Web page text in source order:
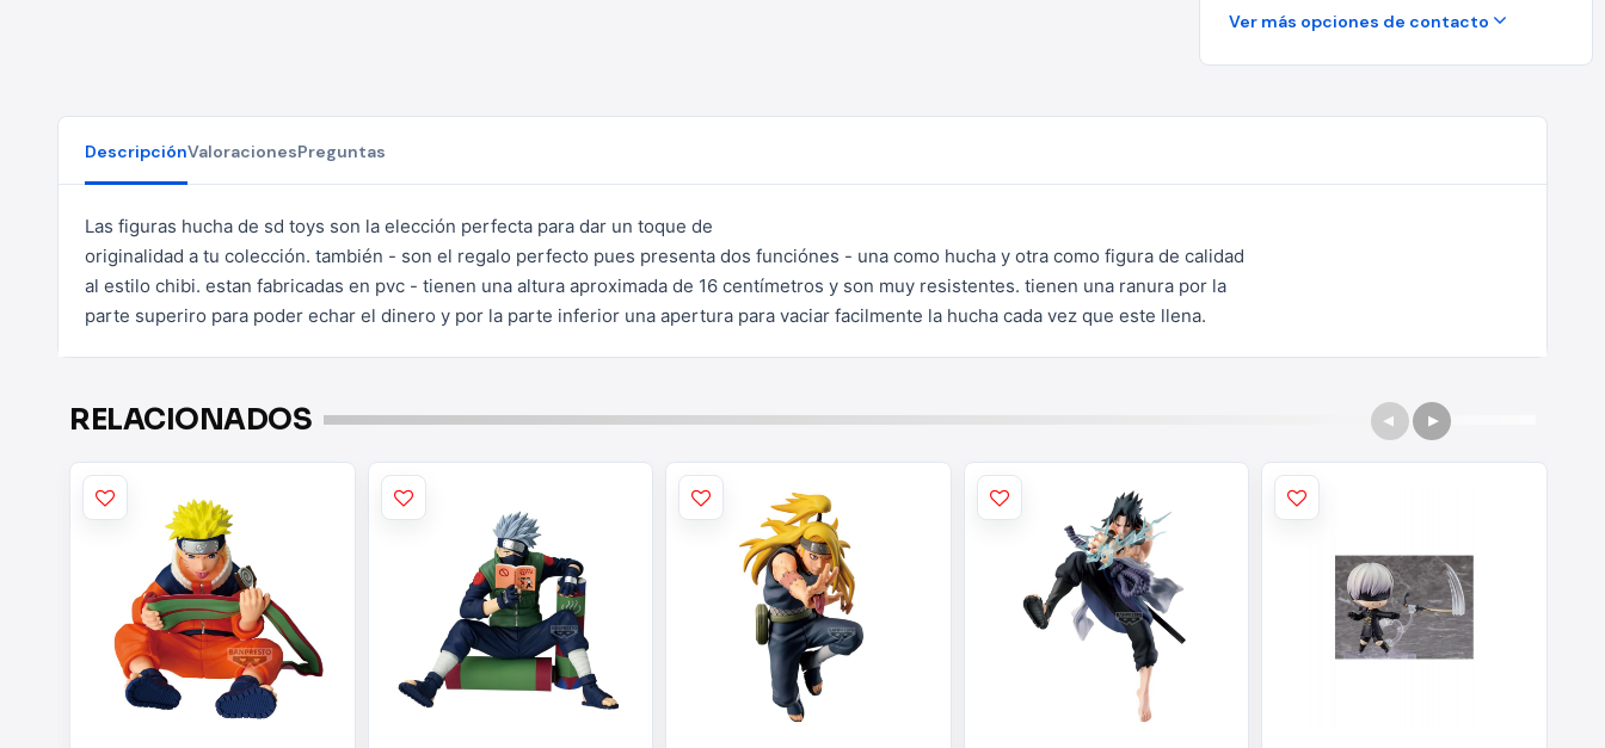
Ver más opciones de contacto
DescripciónValoracionesPreguntas
Las figuras hucha de sd toys son la elección perfecta para dar un toque de
originalidad a tu colección. también - son el regalo perfecto pues presenta dos funciónes - una como hucha y otra como figura de calidad
al estilo chibi. estan fabricadas en pvc - tienen una altura aproximada de 16 centímetros y son muy resistentes. tienen una ranura por la
parte superiro para poder echar el dinero y por la parte inferior una apertura para vaciar facilmente la hucha cada vez que este llena.
RELACIONADOS